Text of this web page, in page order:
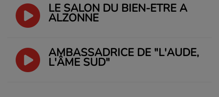
LE SALON DU BIEN-ÊTRE À
ALZONNE
AMBASSADRICE DE "L'AUDE,
L'ÂME SUD"